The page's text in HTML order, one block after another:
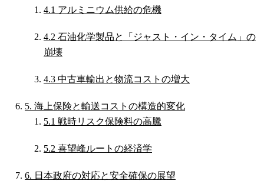
4.1 アルミニウム供給の危機
4.2 石油化学製品と「ジャスト・イン・タイム」の
崩壊
4.3 中古車輸出と物流コストの増大
5. 海上保険と輸送コストの構造的変化
5.1 戦時リスク保険料の高騰
5.2 喜望峰ルートの経済学
6. 日本政府の対応と安全確保の展望